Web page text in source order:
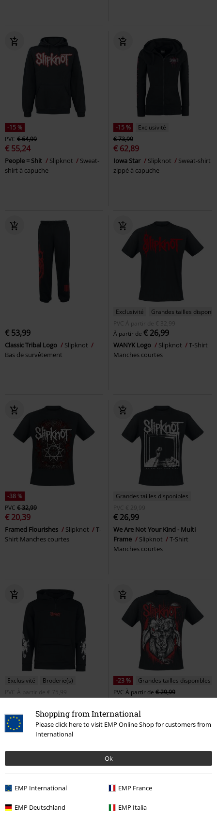
Shopping from International
Please click here to visit EMP Online Shop for customers from
International
Ok
EMP International EMP France
EMP Deutschland EMP Italia
-15 %
PVC € 64,99
€ 55,24
People = Shit Slipknot
Sweat-
shirt à capuche
-15 %
Exclusivité
€ 73,99
€ 62,89
Iowa Star Slipknot
Sweat-shirt
zippé à capuche
€ 53,99
Classic Tribal Logo
Slipknot
Bas de survêtement
Exclusivité
Grandes tailles
PVC
À partir de € 32,99
À partir de € 26,99
WANYK Logo Slipknot
T-Shirt
Manches courtes
-38 %
PVC € 32,99
€ 20,39
Framed Flourishes Slipknot
T-
Shirt Manches courtes
Grandes tailles disponibles
PVC € 29,99
€ 26,99
We Are Not Your Kind - Multi
Frame
Slipknot
T-Shirt
Manches courtes
Exclusivité
Broderie(s)
PVC
À partir de € 75,99
EMP Signature Collection
Slipknot
Sweat-shirt à capuche
-23 %
Grandes tailles disponibles
PVC À partir de € 29,99
Rotting Goat
Manches courtes